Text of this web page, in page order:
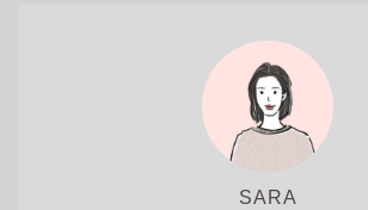
SARA